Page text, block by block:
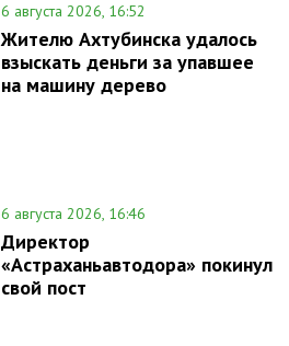
6 августа 2026, 16:52
Жителю Ахтубинска удалось
взыскать деньги за упавшее
на машину дерево
6 августа 2026, 16:46
Директор
«Астраханьавтодора» покинул
свой пост